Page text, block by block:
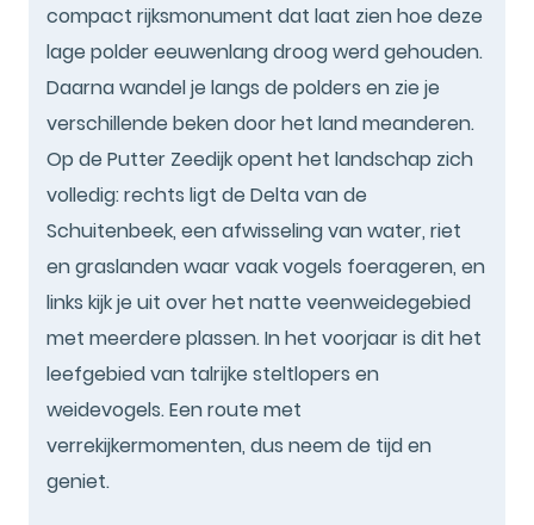
compact rijksmonument dat laat zien hoe deze
lage polder eeuwenlang droog werd gehouden.
Daarna wandel je langs de polders en zie je
verschillende beken door het land meanderen.
Op de Putter Zeedijk opent het landschap zich
volledig: rechts ligt de Delta van de
Schuitenbeek, een afwisseling van water, riet
en graslanden waar vaak vogels foerageren, en
links kijk je uit over het natte veenweidegebied
met meerdere plassen. In het voorjaar is dit het
leefgebied van talrijke steltlopers en
weidevogels. Een route met
verrekijkermomenten, dus neem de tijd en
geniet.